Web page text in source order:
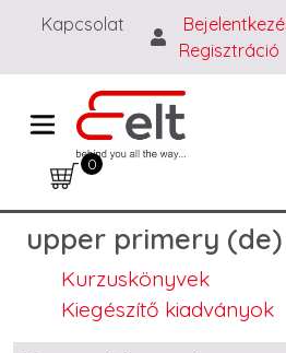
Skip
Kapcsolat
Regisztráció
0
upper primery (de)
Kurzuskönyvek
Kiegészítő kiadványok